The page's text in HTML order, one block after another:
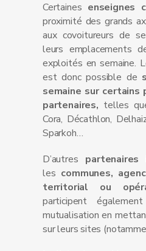
Certaines enseignes
proximité des grands
aux covoitureurs de
leurs emplacements
exploités en semaine.
est donc possible de
semaine sur certains
partenaires, telles
Cora, Décathlon,
Sparkoh…
D’autres
les communes,
territorial ou
participent
mutualisation en
sur leurs sites